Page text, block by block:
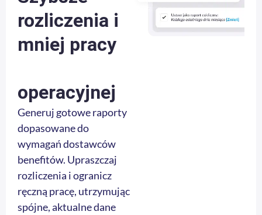
rozliczenia i
mniej pracy
operacyjnej
Generuj gotowe raporty
dopasowane do
wymagań dostawców
benefitów. Upraszczaj
rozliczenia i ogranicz
ręczną pracę, utrzymując
spójne, aktualne dane